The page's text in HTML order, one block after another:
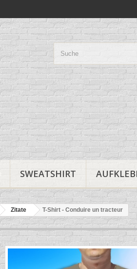
SWEATSHIRT
Zitate T-Shirt - Conduire un tracteur